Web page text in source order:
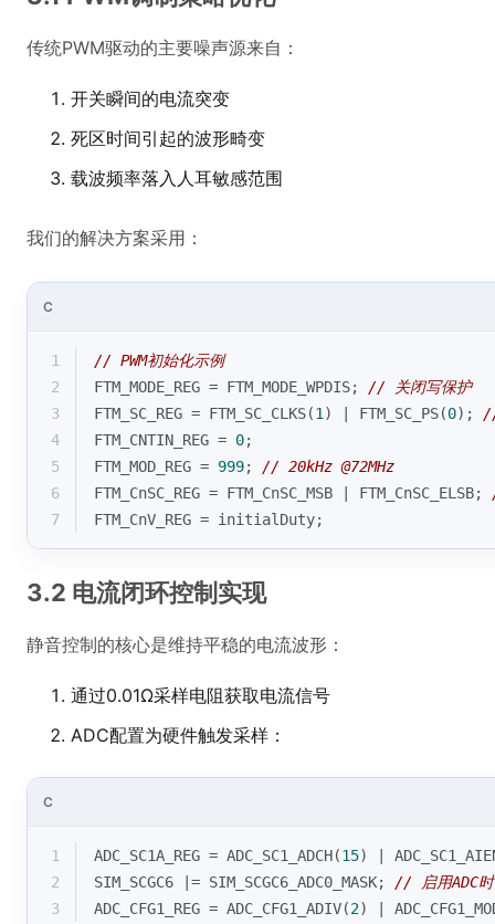
传统PWM驱动的主要噪声源来自：
开关瞬间的电流突变
死区时间引起的波形畸变
载波频率落入人耳敏感范围
我们的解决方案采用：
C
1
// PWM初始化示例
2
FTM_MODE_REG = FTM_MODE_WPDIS; // 关闭写保护
3
FTM_SC_REG = FTM_SC_CLKS(1 ) | FTM_SC_PS(0);
4
FTM_CNTIN_REG = 0;
5
FTM_MOD_REG = 999; // 20kHz @72MHz
6
FTM_CnSC_REG = FTM_CnSC_MSB | FTM_CnSC_ELSB;
7
FTM_CnV_REG = initialDuty;
3.2 电流闭环控制实现
静音控制的核心是维持平稳的电流波形：
通过0.01Ω采样电阻获取电流信号
ADC配置为硬件触发采样：
C
1 ADC_SC1A_REG = ADC_SC1_ADCH(15) |
2
SIM_SCGC6 |= SIM_SCGC6_ADC0_MASK; // 启用ADC
3
ADC_CFG1_REG = ADC_CFG1_ADIV(2) |